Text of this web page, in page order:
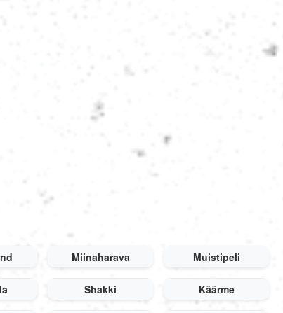
Polski
русский
日本語
한국어
Miinaharava Muistipeli
Shakki Käärme